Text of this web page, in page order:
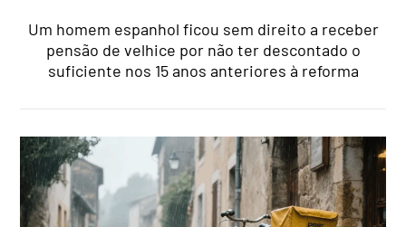
Um homem espanhol ficou sem direito a receber
pensão de velhice por não ter descontado o
suficiente nos 15 anos anteriores à reforma